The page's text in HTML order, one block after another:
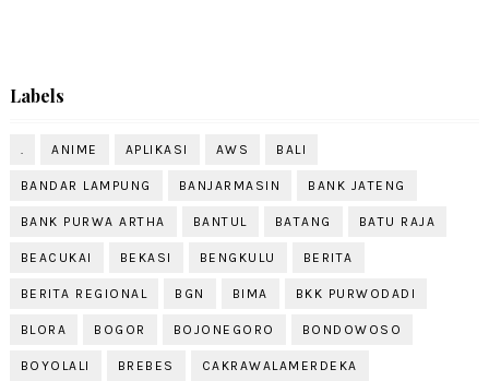
Labels
. ANIME APLIKASI AWS BALI
BANDAR LAMPUNG BANJARMASIN BANK JATENG
BANK PURWA ARTHA BANTUL BATANG BATU RAJA
BEACUKAI BEKASI BENGKULU BERITA
BERITA REGIONAL BGN BIMA BKK PURWODADI
BLORA BOGOR BOJONEGORO BONDOWOSO
BOYOLALI BREBES CAKRAWALAMERDEKA